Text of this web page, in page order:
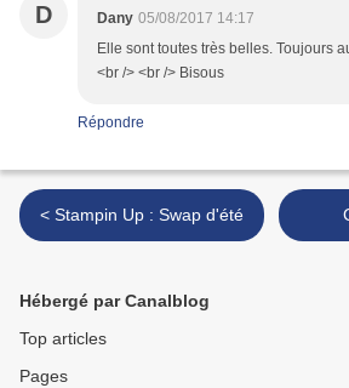
D Dany 05/08/2017 14:17
Elle sont toutes très belles. Toujours
<br /> <br /> Bisous
Répondre
< Stampin Up : Swap d'été
Hébergé par Canalblog
Top articles
Pages